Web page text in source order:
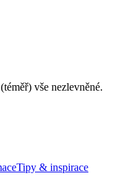
vše nezlevněné.
Tipy & inspirace